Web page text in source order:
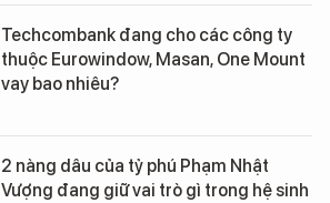
Techcombank đang cho các công ty
thuộc Eurowindow, Masan, One Mount
vay bao nhiêu?
2 nàng dâu của tỷ phú Phạm Nhật
Vượng đang giữ vai trò gì trong hệ sinh